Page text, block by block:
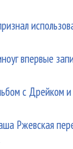
впервые
с Дрейком
Ржевская